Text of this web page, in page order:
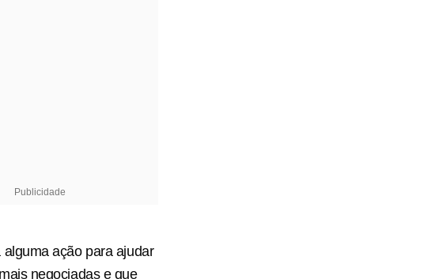
Publicidade
ação para ajudar
negociadas e que